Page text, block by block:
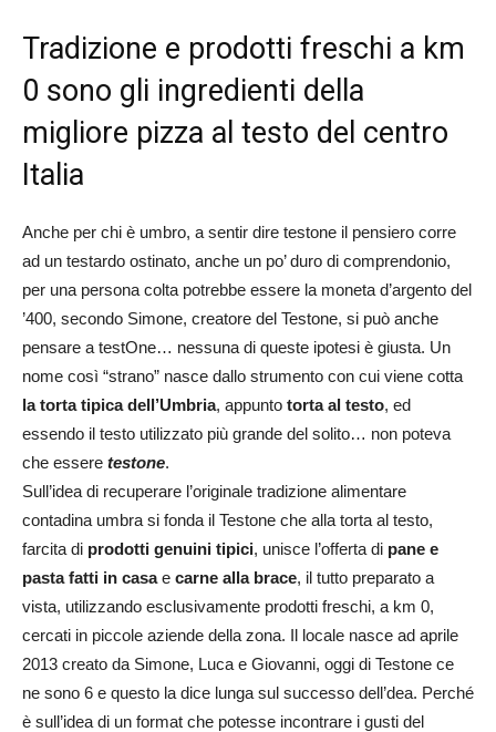
Tradizione e prodotti freschi a km
0 sono gli ingredienti della
migliore pizza al testo del centro
Italia
Anche per chi è umbro, a sentir dire testone il pensiero corre
ad un testardo ostinato, anche un po’ duro di comprendonio,
per una persona colta potrebbe essere la moneta d’argento del
’400, secondo Simone, creatore del Testone, si può anche
pensare a testOne… nessuna di queste ipotesi è giusta. Un
nome così “strano” nasce dallo strumento con cui viene cotta
la torta tipica dell’Umbria, appunto torta al testo, ed
essendo il testo utilizzato più grande del solito… non poteva
che essere testone.
Sull’idea di recuperare l’originale tradizione alimentare
contadina umbra si fonda il Testone che alla torta al testo,
farcita di prodotti genuini tipici, unisce l’offerta di pane e
pasta fatti in casae carne alla brace, il tutto preparato a
vista, utilizzando esclusivamente prodotti freschi, a km 0,
cercati in piccole aziende della zona. Il locale nasce ad aprile
2013 creato da Simone, Luca e Giovanni, oggi di Testone ce
ne sono 6 e questo la dice lunga sul successo dell’dea. Perché
è sull’idea di un format che potesse incontrare i gusti del